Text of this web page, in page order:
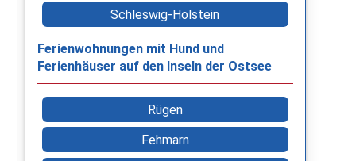
Schleswig-Holstein
Ferienwohnungen mit Hund und
Ferienhäuser auf den Inseln der Ostsee
Rügen
Fehmarn